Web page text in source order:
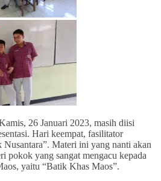
26 Januari 2023, masih diisi
Hari keempat, fasilitator
Materi ini yang nanti akan
pokok yang sangat mengacu kepada
yaitu “Batik Khas Maos”.